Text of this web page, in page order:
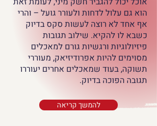
הוא גם עלול לדחות ולעורר גועל – והרי
אף אחד לא רוצה לעשות סקס בדיוק
כשבא לו להקיא. שילוב תגובות
פיזיולוגיות ורגשיות גורם למאכלים
מסוימים להיות אפרודיזיאק, מעוררי
תשוקה, בעוד שמאכלים אחרים יעוררו
תגובה הפוכה בדיוק.
להמשך קריאה